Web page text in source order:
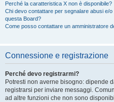
Perché la caratteristica X non è disponibile?
Chi devo contattare per segnalare abusi e/
questa Board?
Come posso contattare un amministratore
Connessione e registrazione
Perché devo registrarmi?
Potresti non averne bisogno: dipende
registrarsi per inviare messaggi.
ad altre funzioni che non sono